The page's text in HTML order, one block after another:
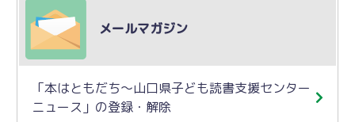
メールマガジン
「本はともだち～山口県子ども読書支援センター
ニュース」の登録・解除